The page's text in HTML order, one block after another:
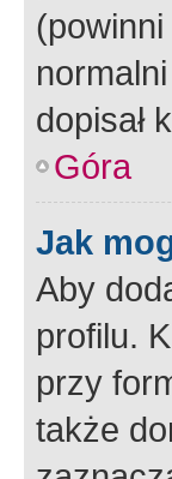
dopisał
Góra
Jak
Aby
profilu.
przy
także